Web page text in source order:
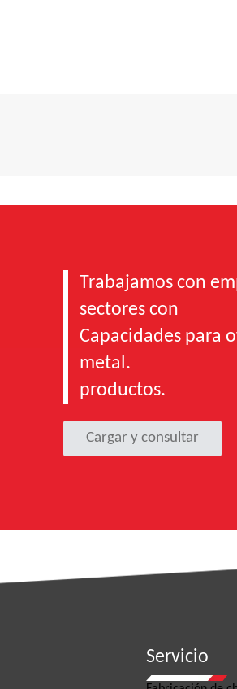
Trabajamos con
sectores con
Capacidades para
metal.
productos.
Cargar y consultar
Servicio